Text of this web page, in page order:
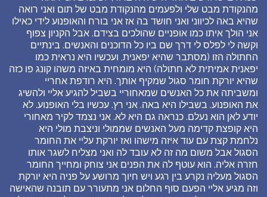
מהנקודת מבט שלי ולפעמים מהנקודת מבט של תום ואני רואה
שהיא באה לכיווני ואני חושד בה אז אני בורח והאופנוע לידי כאילו
אני הולך איתו כמו אופניים שהולכים בצידם. אבל הקניון צפוף
וקשה לי לפלס לי דרך שם ביו כל הדוכנים והאנשים. בינתיים
החתולה הזו (מסתבר שהיא יפאנית, ועכשיו היא נראית כמו
יפאנית אמיתית לא חתולה) היא מומחית באיזה משהו קונג פו כזה
שהיא יורקת חומר סגול שמקיף אותך. היא רודפת אחריי
ומשביתה את כל האנשים שמאחוריי בשביל להגיע אליי ולהשיג
את האופנוע. בשבילו היא באה. אני רץ. עכשיו בלי האופנוע. לא
יודע לאן הוא נעלם. כנראה גם היא לא. אני נצמד לקיר מאחורי
היא קופצת קדימה מעל האנשים שממולי וניצבת מולי היא
נלחמת קצת עם עוד איזה מישהו ואז יורקת עליי את החומר
הסגול אבל משום מה זה לא עובד לה ואני מצליח לשגר אותו
חזרה אליה. הוא עוטף לה את הפנים אני צוחק ומחייך החומר
הסגול מעליה נקרע בין רגע ויש חיוך מרושע על פניה היא יורקת
וזה מגיע אליי הפעם סוף החלום אני מתעורר עם תובנה שהאישה